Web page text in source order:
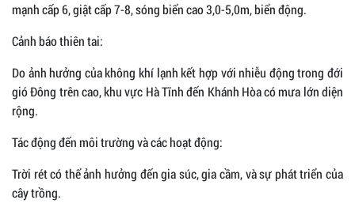
mạnh cấp 6, giật cấp 7-8, sóng biển cao 3,0-5,0m, biển động.
Cảnh báo thiên tai:
Do ảnh hưởng của không khí lạnh kết hợp với nhiễu động trong đới
gió Đông trên cao, khu vực Hà Tĩnh đến Khánh Hòa có mưa lớn diện
rộng.
Tác động đến môi trường và các hoạt động:
Trời rét có thể ảnh hưởng đến gia súc, gia cầm, và sự phát triển của
cây trồng.